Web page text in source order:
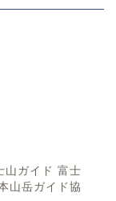
山ガイド 富士
山岳ガイド協